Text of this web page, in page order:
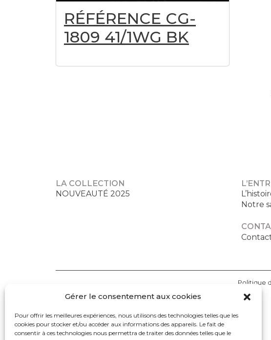
Gérer le consentement aux cookies
Pour offrir les meilleures expériences, nous utilisons des technologies telles que les
cookies pour stocker et/ou accéder aux informations des appareils. Le fait de
consentir à ces technologies nous permettra de traiter des données telles que le
RÉFÉRENCE CG-
1809 41/1WG BK
LA COLLECTION
NOUVEAUTÉ 2025
Notre
Politique